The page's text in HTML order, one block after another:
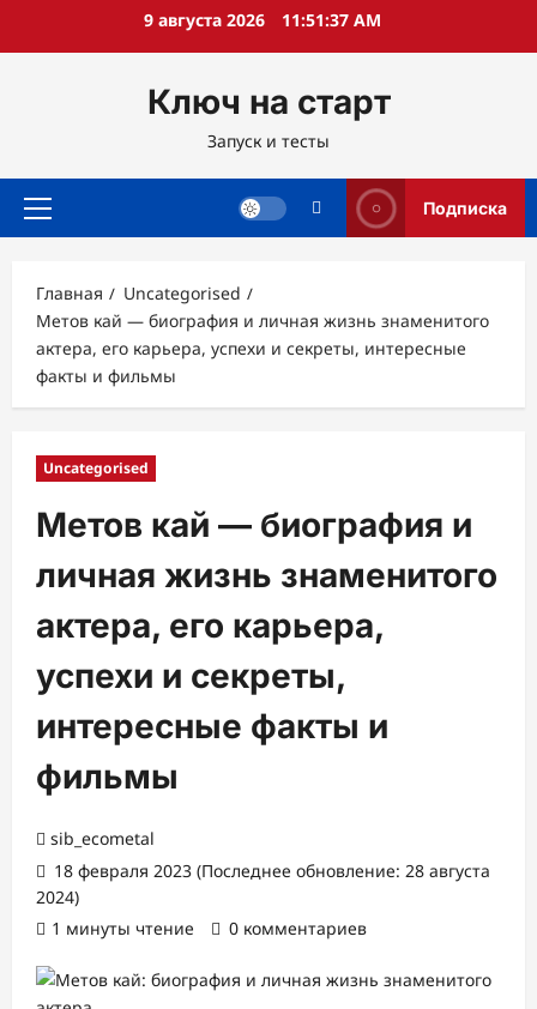
9 августа 2026 11:51:38 AM
Ключ на старт
Запуск и тесты
Основное
Подписка
Главная
Uncategorised
Метов кай — биография и личная жизнь знаменитого
актера, его карьера, успехи и секреты, интересные
факты и фильмы
Uncategorised
Метов кай — биография и
личная жизнь знаменитого
актера, его карьера,
успехи и секреты,
интересные факты и
фильмы
sib_ecometal
18 февраля 2023 (Последнее обновление: 28 августа
2024)
1 минуты чтение
0 комментариев